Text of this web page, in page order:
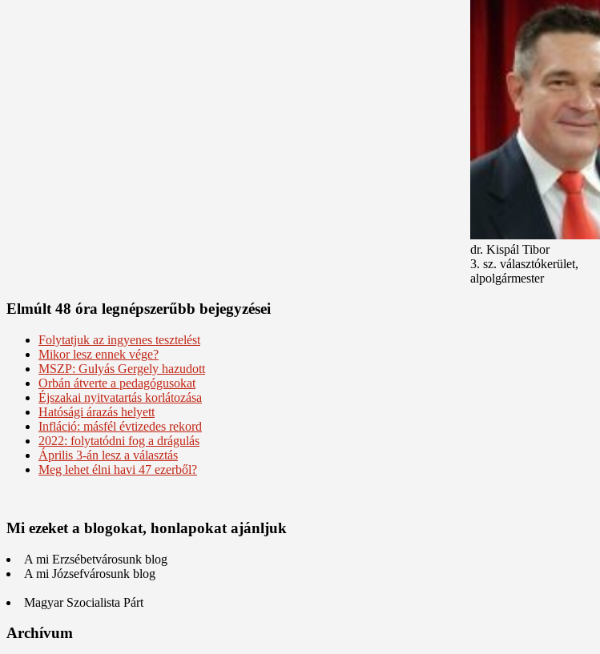
dr. Kispál Tibor
3. sz. választókerület,
alpolgármester
Elmúlt 48 óra legnépszerűbb bejegyzései
Folytatjuk az ingyenes tesztelést
Mikor lesz ennek vége?
MSZP: Gulyás Gergely hazudott
Orbán átverte a pedagógusokat
Éjszakai nyitvatartás korlátozása
Hatósági árazás helyett
Infláció: másfél évtizedes rekord
2022: folytatódni fog a drágulás
Április 3-án lesz a választás
Meg lehet élni havi 47 ezerből?
Mi ezeket a blogokat, honlapokat ajánljuk
A mi Erzsébetvárosunk blog
A mi Józsefvárosunk blog
Magyar Szocialista Párt
Archívum